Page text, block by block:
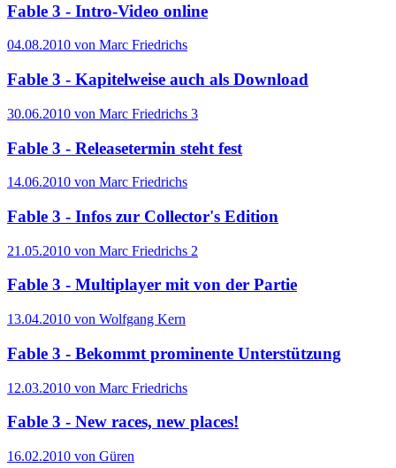
Fable 3 - Intro-Video online
04.08.2010 von Marc Friedrichs
Fable 3 - Kapitelweise auch als Download
30.06.2010 von Marc Friedrichs 3
Fable 3 - Releasetermin steht fest
14.06.2010 von Marc Friedrichs
Fable 3 - Infos zur Collector's Edition
21.05.2010 von Marc Friedrichs 2
Fable 3 - Multiplayer mit von der Partie
13.04.2010 von Wolfgang Kern
Fable 3 - Bekommt prominente Unterstützung
12.03.2010 von Marc Friedrichs
Fable 3 - New races, new places!
16.02.2010 von Güren